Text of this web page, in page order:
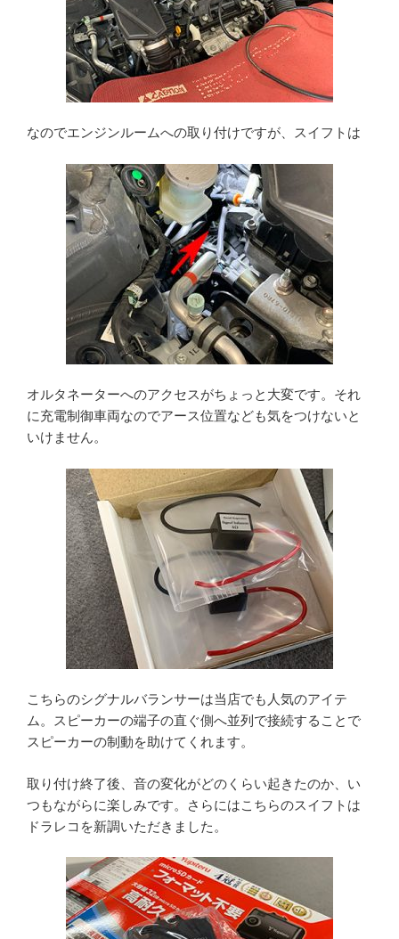
なのでエンジンルームへの取り付けですが、スイフトは
オルタネーターへのアクセスがちょっと大変です。それ
に充電制御車両なのでアース位置なども気をつけないと
いけません。
こちらのシグナルバランサーは当店でも人気のアイテ
ム。スピーカーの端子の直ぐ側へ並列で接続することで
スピーカーの制動を助けてくれます。
取り付け終了後、音の変化がどのくらい起きたのか、い
つもながらに楽しみです。さらにはこちらのスイフトは
ドラレコを新調いただきました。